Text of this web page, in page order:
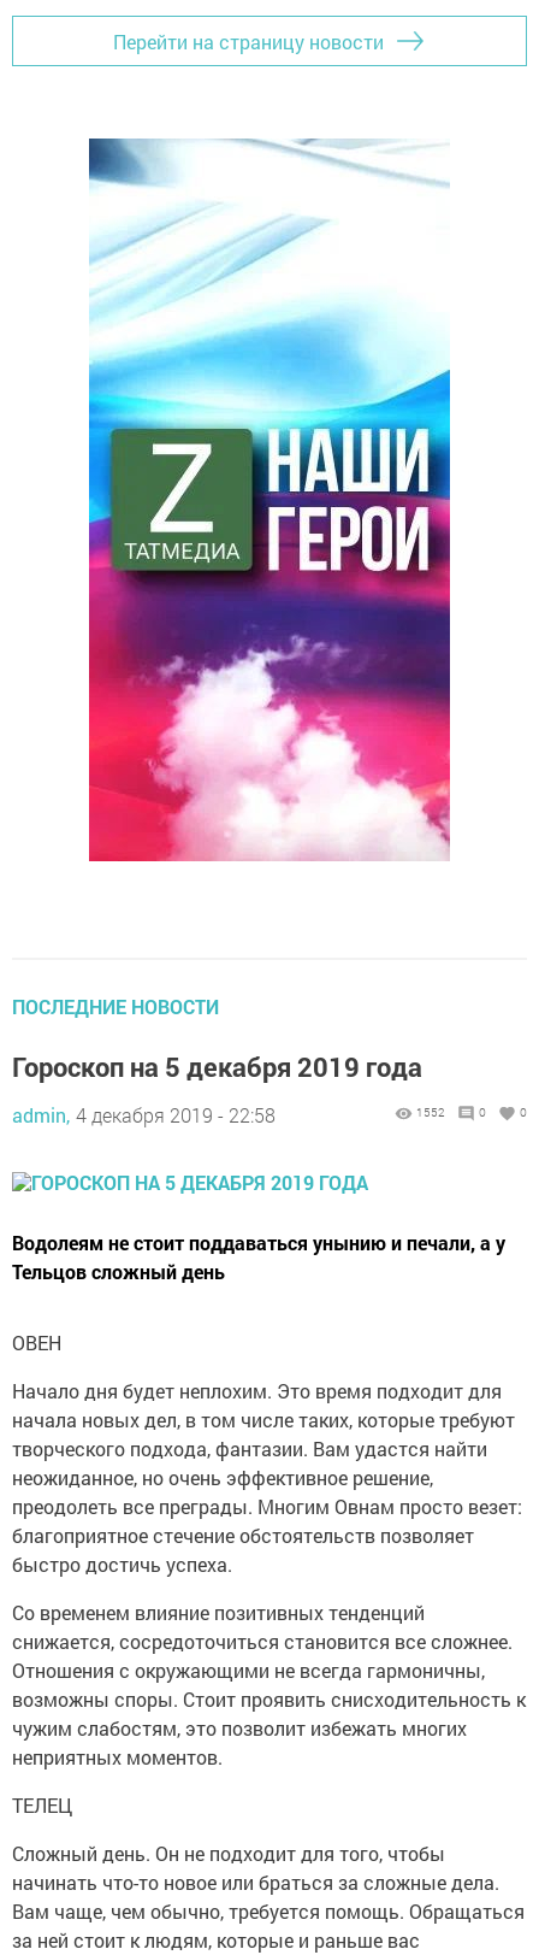
Перейти на страницу новости
ПОСЛЕДНИЕ НОВОСТИ
Гороскоп на 5 декабря 2019 года
admin, 4 декабря 2019 - 22:58 1552 0 0
Водолеям не стоит поддаваться унынию и печали, а у
Тельцов сложный день
ОВЕН
Начало дня будет неплохим. Это время подходит для
начала новых дел, в том числе таких, которые требуют
творческого подхода, фантазии. Вам удастся найти
неожиданное, но очень эффективное решение,
преодолеть все преграды. Многим Овнам просто везет:
благоприятное стечение обстоятельств позволяет
быстро достичь успеха.
Со временем влияние позитивных тенденций
снижается, сосредоточиться становится все сложнее.
Отношения с окружающими не всегда гармоничны,
возможны споры. Стоит проявить снисходительность к
чужим слабостям, это позволит избежать многих
неприятных моментов.
ТЕЛЕЦ
Сложный день. Он не подходит для того, чтобы
начинать что-то новое или браться за сложные дела.
Вам чаще, чем обычно, требуется помощь. Обращаться
за ней стоит к людям, которые и раньше вас